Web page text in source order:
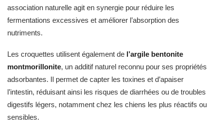
association naturelle agit en synergie pour réduire les
fermentations excessives et améliorer l’absorption des
nutriments.
Les croquettes utilisent également de l’argile bentonite
montmorillonite, un additif naturel reconnu pour ses propriétés
adsorbantes. Il permet de capter les toxines et d’apaiser
l’intestin, réduisant ainsi les risques de diarrhées ou de troubles
digestifs légers, notamment chez les chiens les plus réactifs ou
sensibles.